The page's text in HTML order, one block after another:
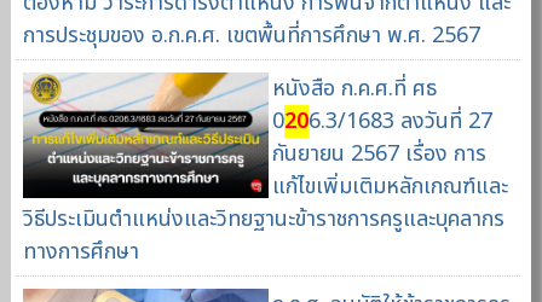
การประชุมของ อ.ก.ค.ศ. เขตพื้นที่การศึกษา พ.ศ. 2567
หนังสือ ก.ค.ศ.ที่ ศธ
0206.3/1683 ลงวันที่ 27
กันยายน 2567 เรื่อง การ
แก้ไขเพิ่มเติมหลักเกณฑ์และ
วิธีประเมินตำแหน่งและวิทยฐานะข้าราชการครูและบุคลากร
ทางการศึกษา